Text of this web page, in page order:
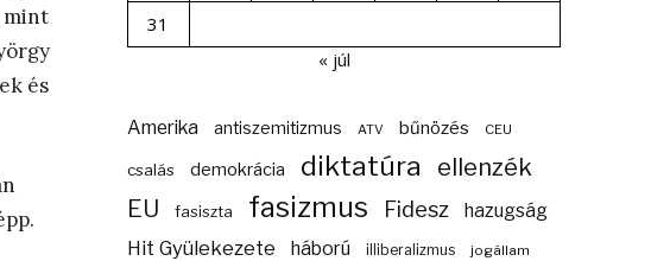
mint
és
31
« júl
Amerika antiszemitizmus ATV bűnözés CEU
csalás demokrácia diktatúra ellenzék
EU fasiszta fasizmus Fidesz hazugság
Hit Gyülekezete háború illiberalizmus jogállam